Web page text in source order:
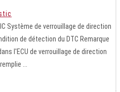
Système de verrouillage de direction
de détection du DTC Remarque
l'ECU de verrouillage de direction
...